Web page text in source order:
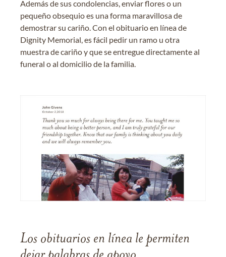
Además de sus condolencias, enviar flores o un
pequeño obsequio es una forma maravillosa de
demostrar su cariño. Con el obituario en línea de
Dignity Memorial, es fácil pedir un ramo u otra
muestra de cariño y que se entregue directamente al
funeral o al domicilio de la familia.
Los obituarios en línea le permiten